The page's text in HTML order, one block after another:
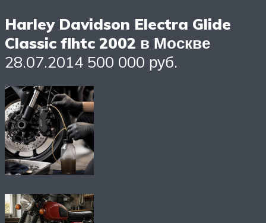
Harley Davidson Electra Glide
Classic flhtc 2002 в Москве
28.07.2014 500 000 руб.